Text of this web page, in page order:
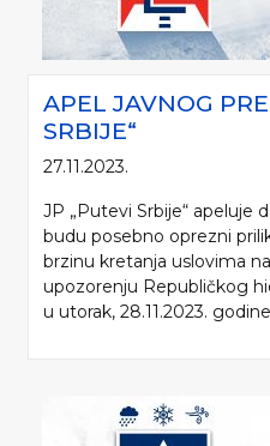
APEL JAVNOG
SRBIJE“
27.11.2023.
JP „Putevi Srbije“ apeluje
budu posebno oprezni
brzinu kretanja uslovima
upozorenju Republičkog
u utorak, 28.11.2023.